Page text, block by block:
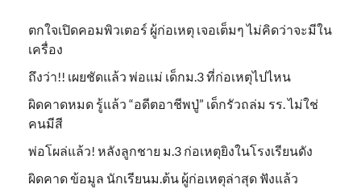
ตกใจเปิดคอมพิวเตอร์ ผู้ก่อเหตุ เจอเต็มๆ ไม่คิดว่าจะมีใน
เครื่อง
ถึงว่า!! เผยชัดแล้ว พ่อแม่ เด็กม.3 ที่ก่อเหตุไปไหน
ผิดคาดหมด รู้แล้ว “อดีตอาชีพปู่” เด็กรัวถล่ม รร. ไม่ใช่
คนมีสี
พ่อโผล่แล้ว! หลังลูกชาย ม.3 ก่อเหตุยิงในโรงเรียนดัง
ผิดคาด ข้อมูล นักเรียนม.ต้น ผู้ก่อเหตุล่าสุด ฟังแล้ว